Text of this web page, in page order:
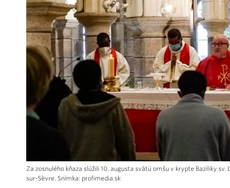
Za zosnulého kňaza slúžili 10. augusta svätú omšu v krypte Baziliky
sur-Sèvre. Snímka: profimedia.sk